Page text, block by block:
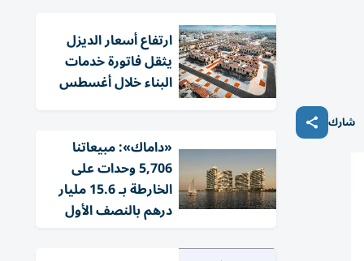
شارك
ارتفاع أسعار الديزل
يثقل فاتورة خدمات
البناء خلال أغسطس
«داماك»: مبيعاتنا
5,706 وحدات على
الخارطة بـ 15.6 مليار
درهم بالنصف الأول